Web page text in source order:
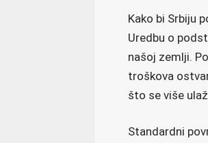
Kako bi Srbiju
Uredbu o
našoj zemlji.
troškova
što se više
Standardni